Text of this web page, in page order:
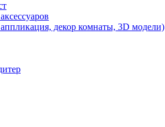
декор комнаты, 3D модели)